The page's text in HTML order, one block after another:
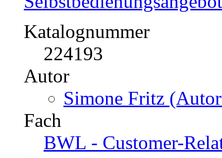
Aktueller Einsatz und
Katalognummer
224193
Autor
Simone Fritz